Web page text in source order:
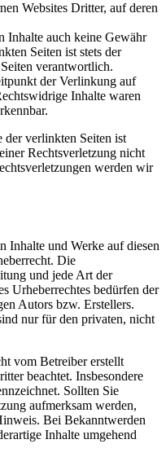
Websites Dritter, auf deren
Inhalte auch keine Gewähr
Seiten ist stets der
verantwortlich.
der Verlinkung auf
Inhalte waren
verlinkten Seiten ist
Rechtsverletzung nicht
werden wir
Inhalte und Werke auf diesen
Die
und jede Art der
Urheberrechtes bedürfen der
Autors bzw. Erstellers.
nur für den privaten, nicht
vom Betreiber erstellt
beachtet. Insbesondere
Sollten Sie
aufmerksam werden,
Bei Bekanntwerden
Inhalte umgehend